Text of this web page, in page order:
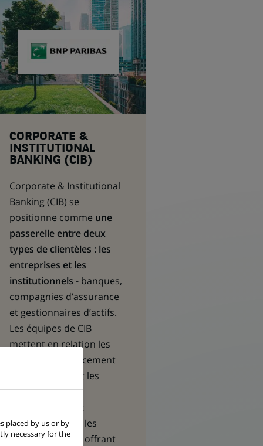
CORPORATE &
INSTITUTIONAL
BANKING (CIB)
Corporate & Institutional
Banking(CIB) se
positionne comme une
passerelle entre deux
types de clientèles : les
entreprises et les
institutionnels - banques,
compagnies d’assurance
et gestionnaires d’actifs.
Les équipes de CIB
mettent en relation les
besoins en financement
des premières et les
opportunités
d’investissement
recherchées par les
seconds, en leur offrant
placed by us or by
necessary for the